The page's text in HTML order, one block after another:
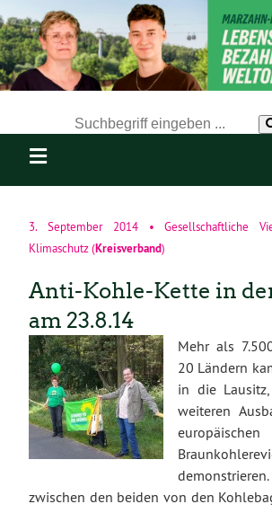
3. September 2014•Gesellschaftliche
Klimaschutz(Kreisverband)
Anti-Kohle-Kette in
am 23.8.14
Mehr als
20 Ländern
in die
weiteren
europäischen
zwischen den beiden von den